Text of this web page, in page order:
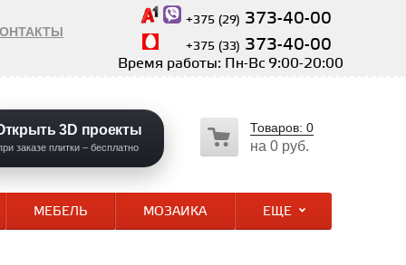
+375 (29) 373-40-00
+375 (33) 373-40-00
Время работы: Пн-Вс 9:00-20:00
3D проекты
заказе плитки – бесплатно
Товаров: 0
на 0 руб.
МЕБЕЛЬ МОЗАИКА ЕЩЕ